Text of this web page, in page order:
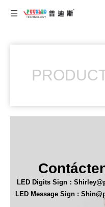
LED Digits Sign：
LED Message Sign :